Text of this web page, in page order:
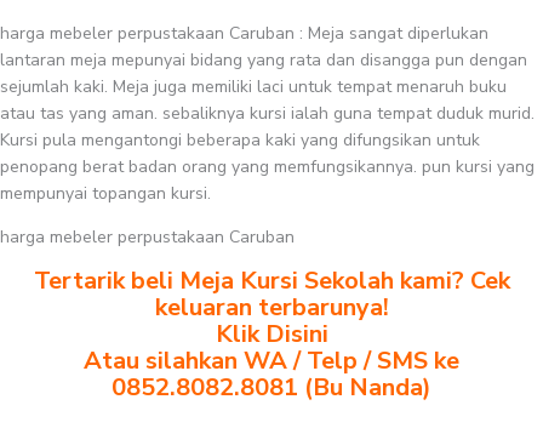
harga mebeler perpustakaan Caruban : Meja sangat diperlukan
lantaran meja mepunyai bidang yang rata dan disangga pun dengan
sejumlah kaki. Meja juga memiliki laci untuk tempat menaruh buku
atau tas yang aman. sebaliknya kursi ialah guna tempat duduk murid.
Kursi pula mengantongi beberapa kaki yang difungsikan untuk
penopang berat badan orang yang memfungsikannya. pun kursi yang
mempunyai topangan kursi.
harga mebeler perpustakaan Caruban
Tertarik beli Meja Kursi Sekolah kami? Cek
keluaran terbarunya!
Klik Disini
Atau silahkan WA / Telp / SMS ke
0852.8082.8081 (Bu Nanda)